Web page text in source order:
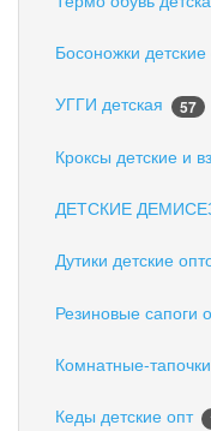
Босоножки
УГГИ детская 57
Кроксы детские и
ДЕТСКИЕ
Дутики детские
Резиновые сапоги
Комнатные-тапочки
Кеды детские опт